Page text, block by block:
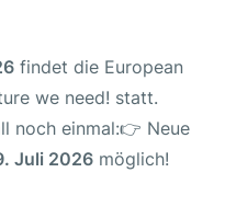
findet die European
we need! statt.
noch einmal:👉 Neue
Juli 2026 möglich!